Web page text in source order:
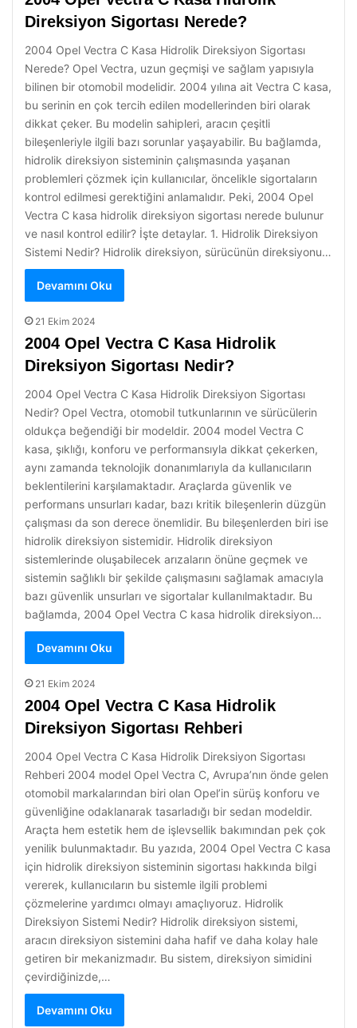
Direksiyon Sigortası Nerede?
2004 Opel Vectra C Kasa Hidrolik Direksiyon Sigortası
Nerede? Opel Vectra, uzun geçmişi ve sağlam yapısıyla
bilinen bir otomobil modelidir. 2004 yılına ait Vectra C kasa,
bu serinin en çok tercih edilen modellerinden biri olarak
dikkat çeker. Bu modelin sahipleri, aracın çeşitli
bileşenleriyle ilgili bazı sorunlar yaşayabilir. Bu bağlamda,
hidrolik direksiyon sisteminin çalışmasında yaşanan
problemleri çözmek için kullanıcılar, öncelikle sigortaların
kontrol edilmesi gerektiğini anlamalıdır. Peki, 2004 Opel
Vectra C kasa hidrolik direksiyon sigortası nerede bulunur
ve nasıl kontrol edilir? İşte detaylar. 1. Hidrolik Direksiyon
Sistemi Nedir? Hidrolik direksiyon, sürücünün direksiyonu…
Devamını Oku
21 Ekim 2024
2004 Opel Vectra C Kasa Hidrolik
Direksiyon Sigortası Nedir?
2004 Opel Vectra C Kasa Hidrolik Direksiyon Sigortası
Nedir? Opel Vectra, otomobil tutkunlarının ve sürücülerin
oldukça beğendiği bir modeldir. 2004 model Vectra C
kasa, şıklığı, konforu ve performansıyla dikkat çekerken,
aynı zamanda teknolojik donanımlarıyla da kullanıcıların
beklentilerini karşılamaktadır. Araçlarda güvenlik ve
performans unsurları kadar, bazı kritik bileşenlerin düzgün
çalışması da son derece önemlidir. Bu bileşenlerden biri ise
hidrolik direksiyon sistemidir. Hidrolik direksiyon
sistemlerinde oluşabilecek arızaların önüne geçmek ve
sistemin sağlıklı bir şekilde çalışmasını sağlamak amacıyla
bazı güvenlik unsurları ve sigortalar kullanılmaktadır. Bu
bağlamda, 2004 Opel Vectra C kasa hidrolik direksiyon…
Devamını Oku
21 Ekim 2024
2004 Opel Vectra C Kasa Hidrolik
Direksiyon Sigortası Rehberi
2004 Opel Vectra C Kasa Hidrolik Direksiyon Sigortası
Rehberi 2004 model Opel Vectra C, Avrupa’nın önde gelen
otomobil markalarından biri olan Opel’in sürüş konforu ve
güvenliğine odaklanarak tasarladığı bir sedan modeldir.
Araçta hem estetik hem de işlevsellik bakımından pek çok
yenilik bulunmaktadır. Bu yazıda, 2004 Opel Vectra C kasa
için hidrolik direksiyon sisteminin sigortası hakkında bilgi
vererek, kullanıcıların bu sistemle ilgili problemi
çözmelerine yardımcı olmayı amaçlıyoruz. Hidrolik
Direksiyon Sistemi Nedir? Hidrolik direksiyon sistemi,
aracın direksiyon sistemini daha hafif ve daha kolay hale
getiren bir mekanizmadır. Bu sistem, direksiyon simidini
çevirdiğinizde,…
Devamını Oku